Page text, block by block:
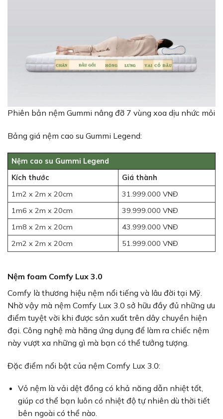
Phiên bản nệm Gummi nâng đỡ 7 vùng xoa dịu nhức mỏi
Bảng giá nệm cao su Gummi Legend:
Nệm cao su Gummi Legend
Kích thước
Giá thành
1m2 x 2m x 20cm
31.999.000 VNĐ
1m6 x 2m x 20cm
39.999.000 VNĐ
1m8 x 2m x 20cm
43.999.000 VNĐ
2m2 x 2m x 20cm
51.999.000 VNĐ
Nệm foam Comfy Lux 3.0
Comfy là thương hiệu nệm nổi tiếng và lâu đời tại Mỹ.
Nhờ vậy mà nệm Comfy Lux 3.0 sở hữu đầy đủ những ưu
điểm tuyệt vời khi được sản xuất trên dây chuyền hiện
đại. Công nghệ mà hãng ứng dụng để làm ra chiếc nệm
này vượt xa những gì mà bạn có thể tưởng tượng.
Đặc điểm nổi bật của nệm Comfy Lux 3.0:
Vỏ nệm là vải dệt đồng có khả năng dẫn nhiệt tốt,
giúp cơ thể bạn luôn có nhiệt độ tự nhiên dù thời tiết
bên ngoài có thể nào.